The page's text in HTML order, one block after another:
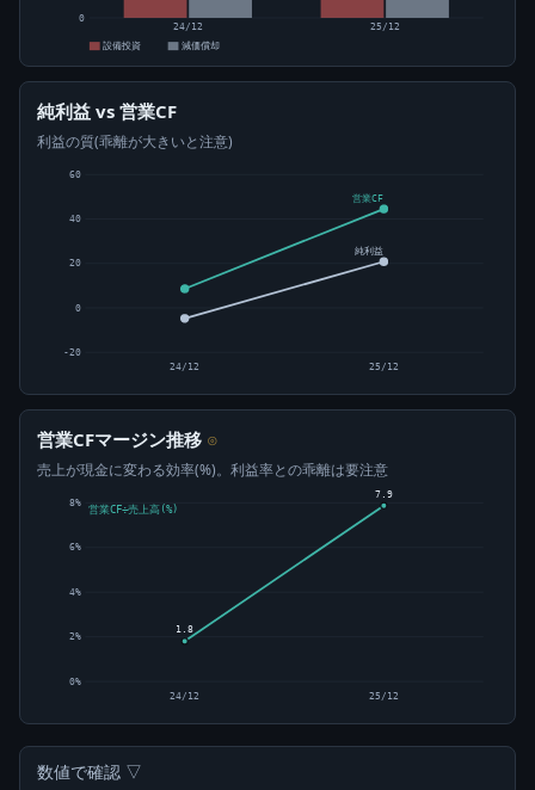
0
24/12
25/12
設備投資
減価償却
純利益 vs 営業CF
利益の質(乖離が大きいと注意)
-20
0
20
40
60
営業CF
純利益
24/12 25/12
営業CFマージン推移 ⊙
売上が現金に変わる効率(%)。利益率との乖離は要注意
0%
2%
4%
6%
8%
1.8
24/12
7.9
25/12
営業CF÷売上高(%)
数値で確認 ▽